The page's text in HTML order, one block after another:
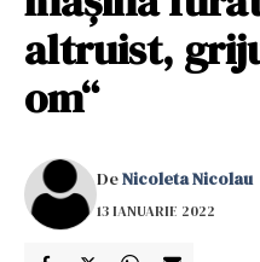
altruist,
om“
DeNicoleta Nicolau
13 IANUARIE 2022